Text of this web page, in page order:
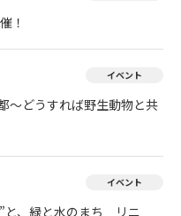
！
イベント
～どうすれば野生動物と共
イベント
と、緑と水のまち リニ